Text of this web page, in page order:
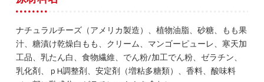
ナチュラルチーズ（アメリカ製造）、植物油脂、砂糖、もも果
汁、糖漬け乾燥白もも、クリーム、マンゴーピューレ、寒天加
工品、乳たん白、食物繊維、でん粉/加工でん粉、ゼラチン、
乳化剤、ｐH調整剤、安定剤（増粘多糖類）、香料、酸味料